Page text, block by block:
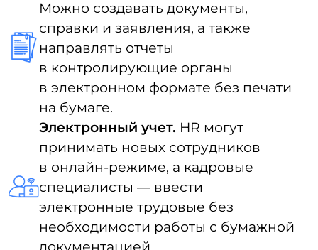
можно настроить путь для
согласования документов
и контролировать их продвижение
через систему.
Быстрое оформление отпусков
и отгулов.Кадровику не нужно
устраивать опросы сотрудников
о предполагаемых датах отпусков
и сравнивать их с таблицами.
Система может автоматически
направлять напоминание
о необходимости планирования
отпуска, при этом они могут подать
заявление в онлайн-режиме.
Массовая подпись нормативной